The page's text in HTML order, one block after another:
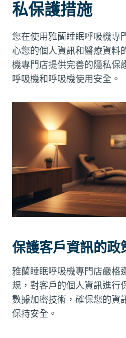
私保護措施
您在使用雅蘭睡眠呼吸機專
心您的個人資訊和醫療資料
機專門店提供完善的隱私保
呼吸機和呼吸機使用安全。
保護客戶資訊的政
雅蘭睡眠呼吸機專門店嚴格
規，對客戶的個人資訊進行
數據加密技術，確保您的資
保持安全。